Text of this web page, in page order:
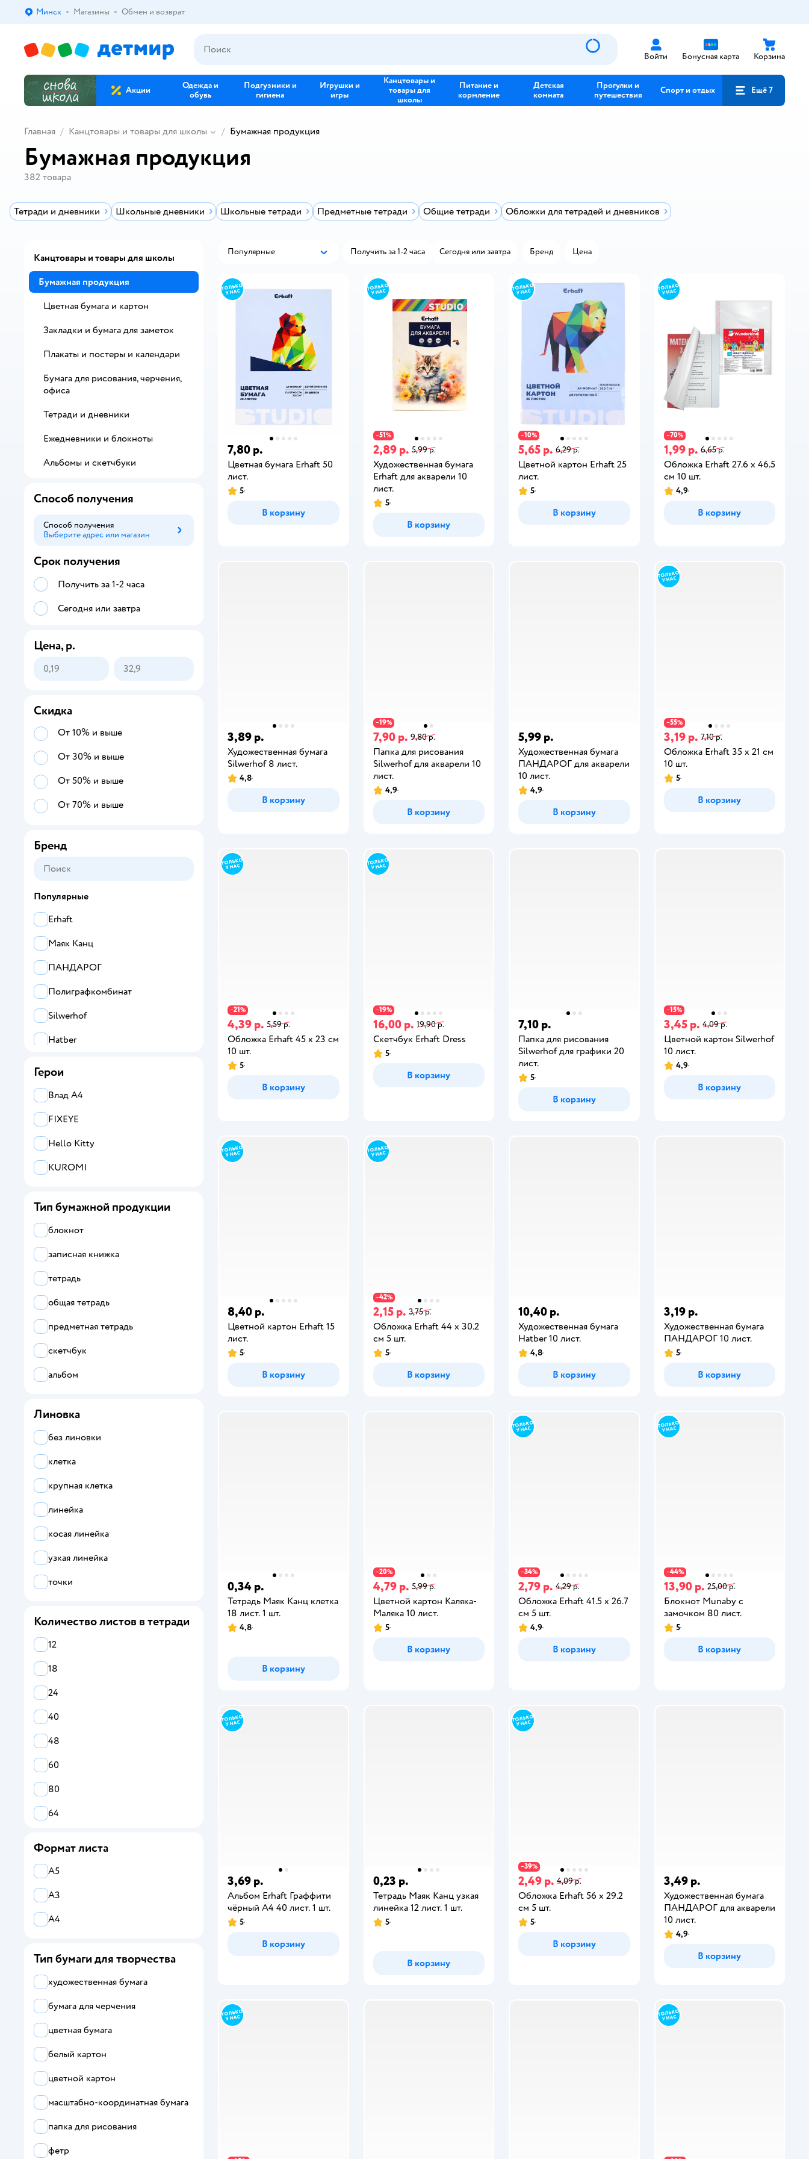
Выбор адреса доставки.
Минск Магазины Обмен и возврат
Войти Бонусная карта Корзина
Акции
Одежда и
обувь
Подгузники и
гигиена
Игрушки и
игры
Канцтовары и
товары для
школы
Питание и
кормление
Детская
комната
Прогулки и
путешествия
Спорт и отдых Ещё 7
Главная Канцтовары и товары для школы Бумажная продукция
Бумажная продукция
382 товара
Тетради и дневники Школьные дневники Школьные тетради Предметные тетради Общие тетради Обложки для тетрадей и дневников
Популярные
Популярные Получить за 1-2 часа Сегодня или завтра Бренд Цена
7,80 р.
Цветная бумага Erhaft 50
лист.
5
В корзину
−51 %
2,89 р. 5,99 р.
Художественная бумага
Erhaft для акварели 10
лист.
5
В корзину
−10%
5,65 р. 6,29 р.
Цветной картон Erhaft 25
лист.
5
В корзину
−70%
1,99 р. 6,65 р.
Обложка Erhaft 27.6 x 46.5
см 10 шт.
4,9
В корзину
3,89 р.
Художественная бумага
Silwerhof 8 лист.
4,8
В корзину
−19%
7,90 р. 9,80 р.
Папка для рисования
Silwerhof для акварели 10
лист.
4,9
В корзину
5,99 р.
Художественная бумага
ПАНДАРОГ для акварели
10 лист.
4,9
В корзину
−55%
3,19 р. 7,10 р.
Обложка Erhaft 35 x 21 см
10 шт.
5
В корзину
−21%
4,39 р. 5,59 р.
Обложка Erhaft 45 x 23 см
10 шт.
5
В корзину
−19%
16,00 р. 19,90 р.
Скетчбук Erhaft Dress
5
В корзину
7,10 р.
Папка для рисования
Silwerhof для графики 20
лист.
5
В корзину
−15%
3,45 р. 4,09 р.
Цветной картон Silwerhof
10 лист.
4,9
В корзину
8,40 р.
Цветной картон Erhaft 15
лист.
5
В корзину
−42%
2,15 р. 3,75 р.
Обложка Erhaft 44 x 30.2
см 5 шт.
5
В корзину
10,40 р.
Художественная бумага
Hatber 10 лист.
4,8
В корзину
3,19 р.
Художественная бумага
ПАНДАРОГ 10 лист.
5
В корзину
0,34 р.
Тетрадь Маяк Канц клетка
18 лист. 1 шт.
4,8
В корзину
−20%
4,79 р. 5,99 р.
Цветной картон Каляка-
Маляка 10 лист.
5
В корзину
−34%
2,79 р. 4,29 р.
Обложка Erhaft 41.5 x 26.7
см 5 шт.
4,9
В корзину
−44%
13,90 р. 25,00 р.
Блокнот Munaby с
замочком 80 лист.
5
В корзину
3,69 р.
Альбом Erhaft Граффити
чёрный А4 40 лист. 1 шт.
5
В корзину
0,23 р.
Тетрадь Маяк Канц узкая
линейка 12 лист. 1 шт.
5
В корзину
−39%
2,49 р. 4,09 р.
Обложка Erhaft 56 x 29.2
см 5 шт.
5
В корзину
3,49 р.
Художественная бумага
ПАНДАРОГ для акварели
10 лист.
4,9
В корзину
Канцтовары и товары для школы
Бумажная продукция
Цветная бумага и картон
Закладки и бумага для заметок
Плакаты и постеры и календари
Бумага для рисования, черчения,
офиса
Тетради и дневники
Ежедневники и блокноты
Альбомы и скетчбуки
Способ получения
Способ получения
Выберите адрес или магазин
Способ получения
Срок получения
Получить за 1-2 часа
Сегодня или завтра
Цена, р.
Скидка
От 10% и выше
От 30% и выше
От 50% и выше
От 70% и выше
Бренд
Популярные
Erhaft
Маяк Канц
ПАНДАРОГ
Полиграфкомбинат
Silwerhof
Hatber
Все
BG
Brauberg
Classicolor
Collezione
Erhaft
ErichKrause
Hatber
HOPAX
Маяк Канц
Мировые тетради
Мульти Пульти
ПАНДАРОГ
Полиграф Принт
Полиграфкомбинат
Герои
Влад А4
FIXEYE
Hello Kitty
KUROMI
Тип бумажной продукции
блокнот
записная книжка
тетрадь
общая тетрадь
предметная тетрадь
скетчбук
альбом
Линовка
без линовки
клетка
крупная клетка
линейка
косая линейка
узкая линейка
точки
Количество листов в тетради
12
18
24
40
48
60
80
64
Формат листа
А5
А3
А4
Тип бумаги для творчества
художественная бумага
бумага для черчения
цветная бумага
белый картон
цветной картон
масштабно-координатная бумага
папка для рисования
фетр